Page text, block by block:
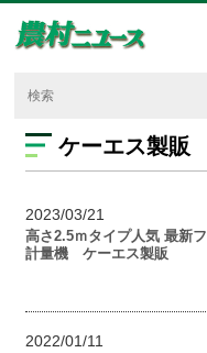
ケーエス製販
2023/03/21
高さ2.5ｍタイプ人気 最新
計量機 ケーエス製販
2022/01/11